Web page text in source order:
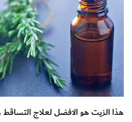
هذا الزيت هو الافضل لعلاج